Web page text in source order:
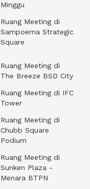
Minggu
Ruang Meeting di
Sampoerna Strategic
Square
Ruang Meeting di
The Breeze BSD City
Ruang Meeting di IFC
Tower
Ruang Meeting di
Chubb Square
Podium
Ruang Meeting di
Sunken Plaza -
Menara BTPN